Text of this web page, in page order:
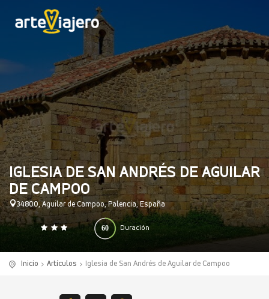
IGLESIA DE SAN ANDRÉS DE AGUILAR
DE CAMPOO
34800, Aguilar de Campoo, Palencia, España
Duración
60
0 140
Inicio Artículos Iglesia de San Andrés de Aguilar de Campoo